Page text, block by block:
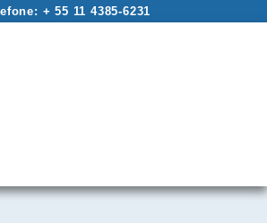
+ 55 11 4385-6231